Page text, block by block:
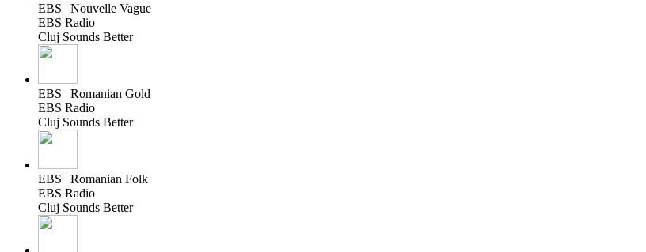
EBS | Nouvelle Vague
EBS Radio
Cluj Sounds Better
EBS | Romanian Gold
EBS Radio
Cluj Sounds Better
EBS | Romanian Folk
EBS Radio
Cluj Sounds Better